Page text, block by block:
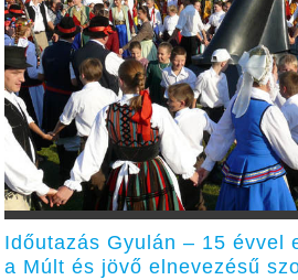
Időutazás Gyulán – 15 évvel
a Múlt és jövő elnevezésű